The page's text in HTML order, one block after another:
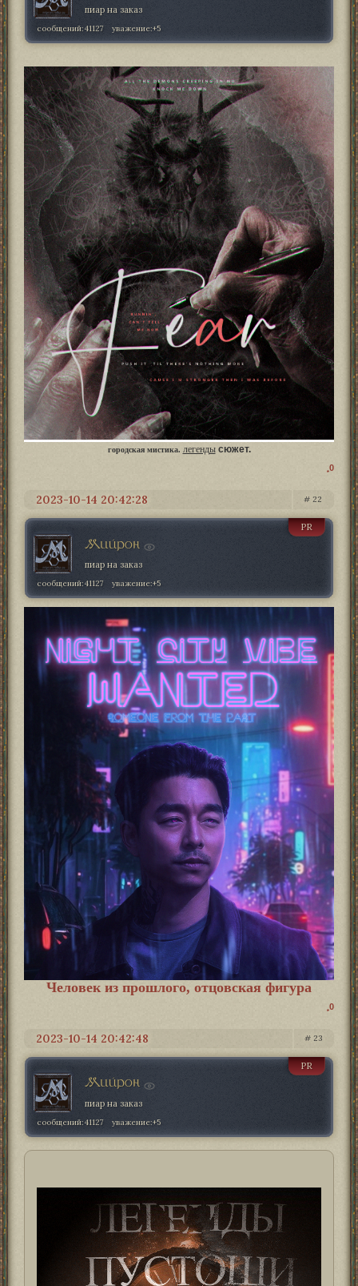
пиар на заказ
сообщений:41127 уважение:+5
городская мистика. легенды сюжет.
0
22
2023-10-14 20:42:28
Мийрон
PR
пиар на заказ
сообщений:41127 уважение:+5
Человек из прошлого, отцовская фигура
0
23
2023-10-14 20:42:48
Мийрон
PR
пиар на заказ
сообщений:41127 уважение:+5